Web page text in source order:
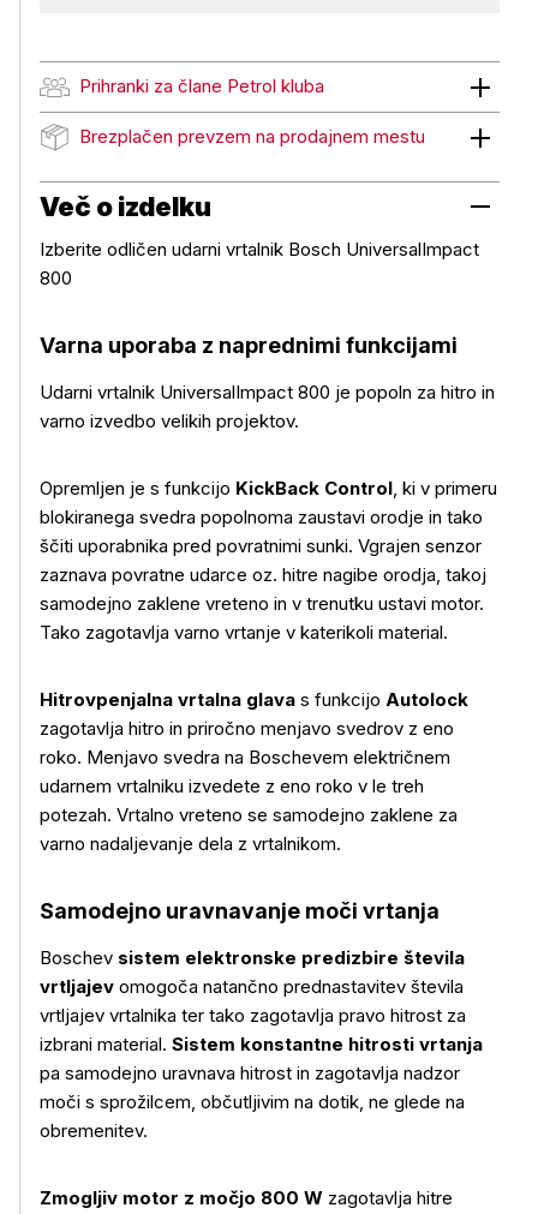
Prihranki za člane Petrol kluba
Prihranki za člane Petrol kluba
Brezplačen prevzem na prodajnem mestu
Brezplačen prevzem na prodajnem mestu
Več o izdelku
Izberite odličen udarni vrtalnik Bosch UniversalImpact
800
Varna uporaba z naprednimi funkcijami
Udarni vrtalnik UniversalImpact 800 je popoln za hitro in
varno izvedbo velikih projektov.
Opremljen je s funkcijo KickBack Control, ki v primeru
blokiranega svedra popolnoma zaustavi orodje in tako
ščiti uporabnika pred povratnimi sunki. Vgrajen senzor
zaznava povratne udarce oz. hitre nagibe orodja, takoj
samodejno zaklene vreteno in v trenutku ustavi motor.
Tako zagotavlja varno vrtanje v katerikoli material.
Hitrovpenjalna vrtalna glava s funkcijo Autolock
zagotavlja hitro in priročno menjavo svedrov z eno
roko. Menjavo svedra na Boschevem električnem
udarnem vrtalniku izvedete z eno roko v le treh
potezah. Vrtalno vreteno se samodejno zaklene za
varno nadaljevanje dela z vrtalnikom.
Samodejno uravnavanje moči vrtanja
Boschev sistem elektronske predizbire števila
vrtljajev omogoča natančno prednastavitev števila
vrtljajev vrtalnika ter tako zagotavlja pravo hitrost za
izbrani material. Sistem konstantne hitrosti vrtanja
pa samodejno uravnava hitrost in zagotavlja nadzor
moči s sprožilcem, občutljivim na dotik, ne glede na
obremenitev.
Zmogljiv motor z močjo 800 W zagotavlja hitre